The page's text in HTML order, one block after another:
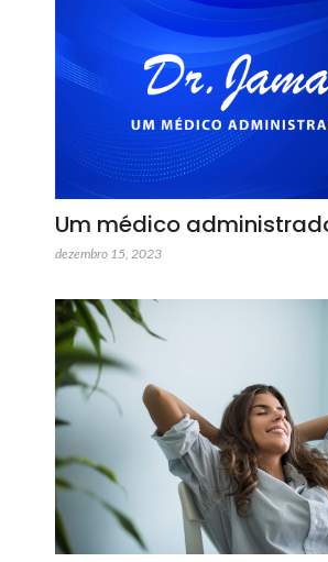
Um médico
dezembro 15, 2023